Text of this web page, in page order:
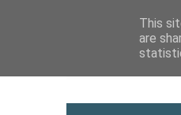
This
are